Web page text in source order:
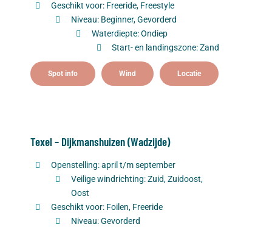
Geschikt voor: Freeride, Freestyle
Niveau: Beginner, Gevorderd
Waterdiepte: Ondiep
Start- en landingszone: Zand
Spot info Wind Locatie
Texel – Dijkmanshuizen (Wadzijde)
Openstelling: april t/m september
Veilige windrichting: Zuid, Zuidoost,
Oost
Geschikt voor: Foilen, Freeride
Niveau: Gevorderd